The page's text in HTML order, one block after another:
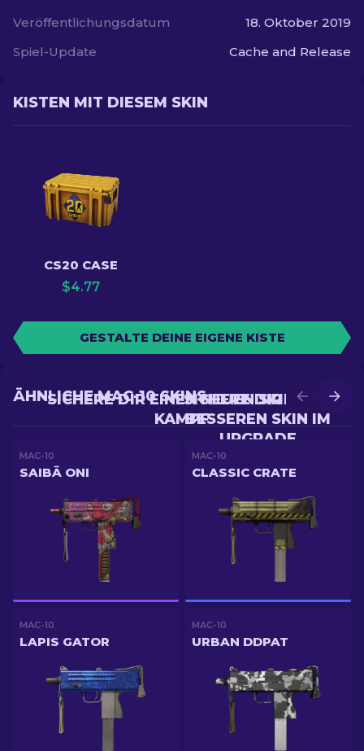
Veröffentlichungsdatum
18. Oktober 2019
Spiel-Update
Cache and Release
KISTEN MIT DIESEM SKIN
CS20 CASE
$4.77
GESTALTE DEINE EIGENE KISTE
SICHERE DIR EINEN
BESSEREN SKIN IM
UPGRADE
SICHERE DIR EINEN NEUEN SKIN IM
KAMPF
ÄHNLICHE MAC-10 SKINS
MAC-10
SAIBĀ ONI
MAC-10
CLASSIC CRATE
MAC-10
LAPIS GATOR
MAC-10
URBAN DDPAT